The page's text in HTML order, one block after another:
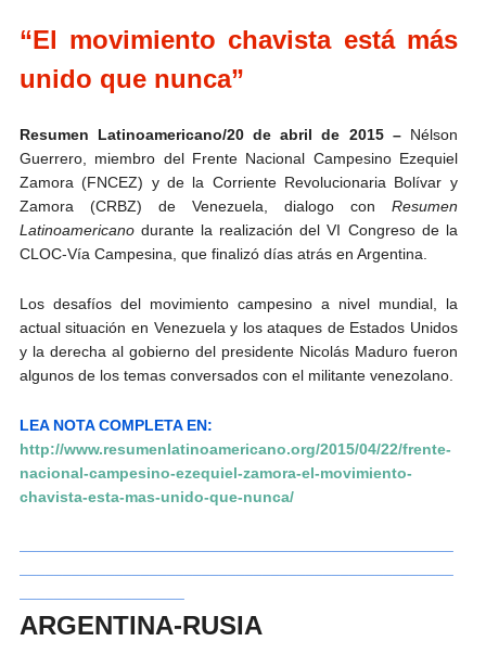
“El movimiento chavista está más
unido que nunca”
Resumen Latinoamericano/20 de abril de 2015 –Nélson
Guerrero, miembro del Frente Nacional Campesino Ezequiel
Zamora (FNCEZ) y de la Corriente Revolucionaria Bolívar y
Zamora (CRBZ) de Venezuela, dialogo con Resumen
Latinoamericanodurante la realización del VI Congreso de la
CLOC-Vía Campesina, que finalizó días atrás en Argentina.
Los desafíos del movimiento campesino a nivel mundial, la
actual situación en Venezuela y los ataques de Estados Unidos
y la derecha al gobierno del presidente Nicolás Maduro fueron
algunos de los temas conversados con el militante venezolano.
LEA NOTA COMPLETA EN:
http://www.resumenlatinoamericano.org/2015/04/22/frente-
nacional-campesino-ezequiel-zamora-el-movimiento-
chavista-esta-mas-unido-que-nunca/
ARGENTINA-RUSIA